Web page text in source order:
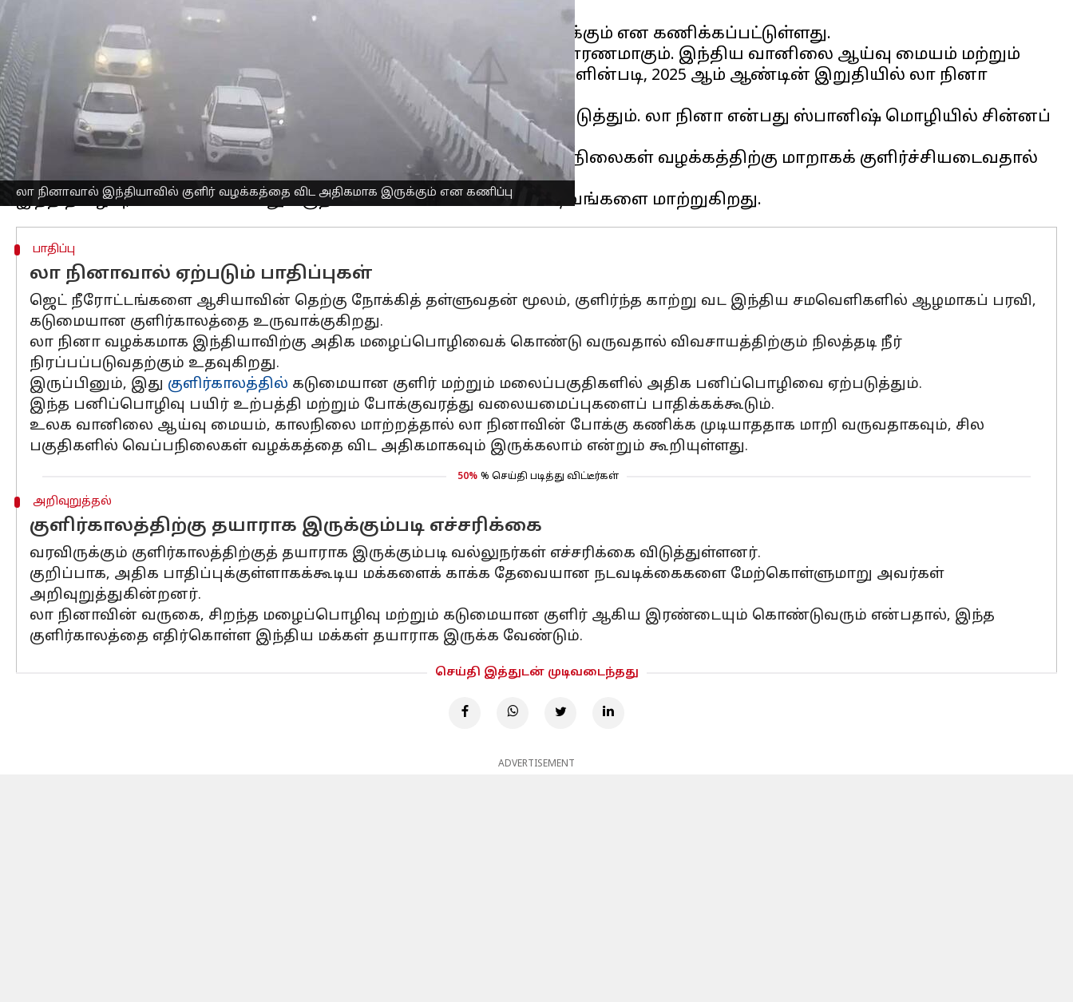
லா நினாவால் இந்தியாவில் குளிர் வழக்கத்தை விட அதிகமாக இருக்கும் என கணிப்பு
இந்தியா
வில் இந்த ஆண்டு வழக்கத்தை விட குளிர் அதிகமாக இருக்கும் என கணிக்கப்பட்டுள்ளது.
இதற்கு லா நினா (La Niña) எனப்படும்
காலநிலை
நிகழ்வு முக்கிய காரணமாகும். இந்திய வானிலை ஆய்வு மையம் மற்றும்
அமெரிக்க காலநிலை கணிப்பு மையம் வெளியிட்டுள்ள அறிக்கைகளின்படி, 2025 ஆம் ஆண்டின் இறுதியில் லா நினா
வலுப்பெற 71% வாய்ப்புள்ளது.
இது குறிப்பாக வட இந்தியாவில் கடுமையான குளிரலைகளை ஏற்படுத்தும். லா நினா என்பது ஸ்பானிஷ் மொழியில் சின்னப்
பெண் என்று பொருள்படும்.
இது பசிபிக் பெருங்கடலின் நடுப்பகுதியில் கடல் மேற்பரப்பு வெப்பநிலைகள் வழக்கத்திற்கு மாறாகக் குளிர்ச்சியடைவதால்
ஏற்படும் ஒரு காலநிலை நிகழ்வாகும்.
பாதிப்பு
லா நினாவால் ஏற்படும் பாதிப்புகள்
ஜெட் நீரோட்டங்களை ஆசியாவின் தெற்கு நோக்கித் தள்ளுவதன் மூலம், குளிர்ந்த காற்று வட இந்திய சமவெளிகளில் ஆழமாகப் பரவி,
கடுமையான குளிர்காலத்தை உருவாக்குகிறது.
லா நினா வழக்கமாக இந்தியாவிற்கு அதிக மழைப்பொழிவைக் கொண்டு வருவதால் விவசாயத்திற்கும் நிலத்தடி நீர்
நிரப்பப்படுவதற்கும் உதவுகிறது.
இருப்பினும், இது குளிர்காலத்தில் கடுமையான குளிர் மற்றும் மலைப்பகுதிகளில் அதிக பனிப்பொழிவை ஏற்படுத்தும்.
இந்த பனிப்பொழிவு பயிர் உற்பத்தி மற்றும் போக்குவரத்து வலையமைப்புகளைப் பாதிக்கக்கூடும்.
உலக வானிலை ஆய்வு மையம், காலநிலை மாற்றத்தால் லா நினாவின் போக்கு கணிக்க முடியாததாக மாறி வருவதாகவும், சில
பகுதிகளில் வெப்பநிலைகள் வழக்கத்தை விட அதிகமாகவும் இருக்கலாம் என்றும் கூறியுள்ளது.
50% % செய்தி படித்து விட்டீர்கள்
அறிவுறுத்தல்
குளிர்காலத்திற்கு தயாராக இருக்கும்படி எச்சரிக்கை
வரவிருக்கும் குளிர்காலத்திற்குத் தயாராக இருக்கும்படி வல்லுநர்கள் எச்சரிக்கை விடுத்துள்ளனர்.
குறிப்பாக, அதிக பாதிப்புக்குள்ளாகக்கூடிய மக்களைக் காக்க தேவையான நடவடிக்கைகளை மேற்கொள்ளுமாறு அவர்கள்
அறிவுறுத்துகின்றனர்.
லா நினாவின் வருகை, சிறந்த மழைப்பொழிவு மற்றும் கடுமையான குளிர் ஆகிய இரண்டையும் கொண்டுவரும் என்பதால், இந்த
குளிர்காலத்தை எதிர்கொள்ள இந்திய மக்கள் தயாராக இருக்க வேண்டும்.
செய்தி இத்துடன் முடிவடைந்தது
ADVERTISEMENT